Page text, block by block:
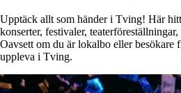
Upptäck allt som händer i Tving! Här
konserter, festivaler,
Oavsett om du är lokalbo eller besökare
uppleva i Tving.